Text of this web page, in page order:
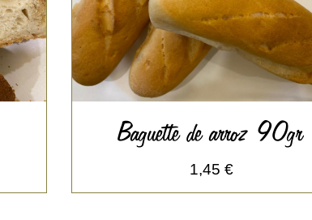
Baguette de arroz 90gr
1,45 €